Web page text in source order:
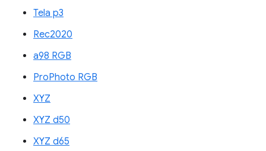
Tela p3
Rec2020
a98 RGB
ProPhoto RGB
XYZ
XYZ d50
XYZ d65